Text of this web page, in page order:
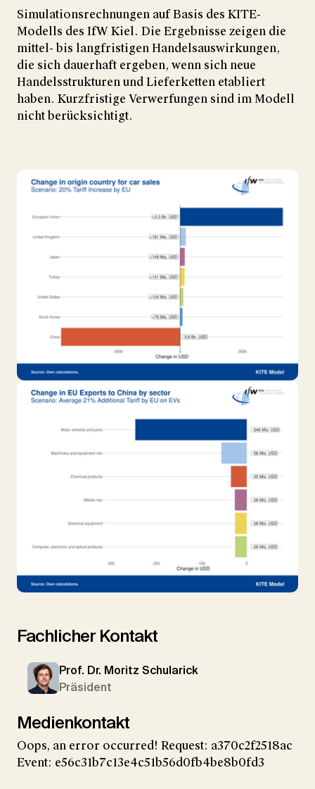
Simulationsrechnungen auf Basis des KITE-
Modells des IfW Kiel. Die Ergebnisse zeigen die
mittel- bis langfristigen Handelsauswirkungen,
die sich dauerhaft ergeben, wenn sich neue
Handelsstrukturen und Lieferketten etabliert
haben. Kurzfristige Verwerfungen sind im Modell
nicht berücksichtigt.
Show larger version
Show larger version
Fachlicher Kontakt
Prof. Dr. Moritz Schularick
Präsident
Medienkontakt
Oops, an error occurred! Request: a370c2f2518ac
Event: e56c31b7c13e4c51b56d0fb4be8b0fd3